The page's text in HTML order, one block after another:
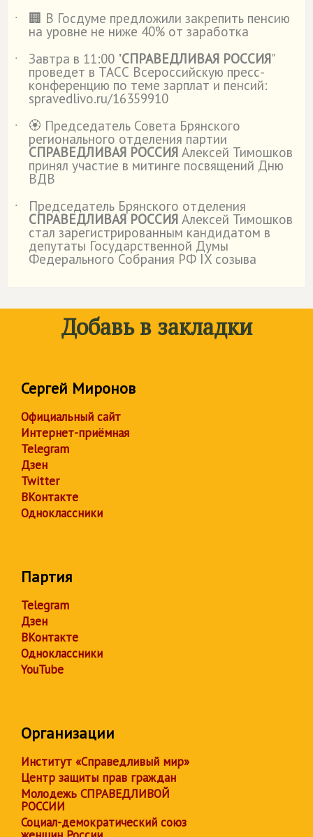
˙
🏢 В Госдуме предложили закрепить пенсию
на уровне не ниже 40% от заработка
˙
Завтра в 11:00 "СПРАВЕДЛИВАЯ РОССИЯ"
проведет в ТАСС Всероссийскую пресс-
конференцию по теме зарплат и пенсий:
spravedlivo.ru/16359910
˙
🏵️ Председатель Совета Брянского
регионального отделения партии
СПРАВЕДЛИВАЯ РОССИЯ Алексей Тимошков
принял участие в митинге посвящений Дню
ВДВ
˙
Председатель Брянского отделения
СПРАВЕДЛИВАЯ РОССИЯ Алексей Тимошков
стал зарегистрированным кандидатом в
депутаты Государственной Думы
Федерального Собрания РФ IX созыва
Добавь в закладки
Сергей Миронов
Официальный сайт
Интернет-приёмная
Telegram
Дзен
Twitter
ВКонтакте
Одноклассники
Партия
Telegram
Дзен
ВКонтакте
Одноклассники
YouTube
Организации
Институт «Справедливый мир»
Центр защиты прав граждан
Молодежь СПРАВЕДЛИВОЙ
РОССИИ
Социал-демократический союз